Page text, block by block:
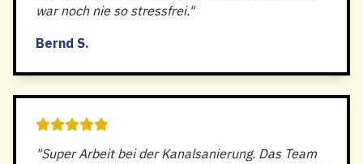
war noch nie so stressfrei."
Bernd S.
"Super Arbeit bei der Kanalsanierung. Das Team